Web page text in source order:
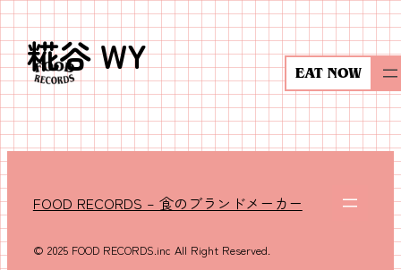
内
容
を
ス
キ
ッ
プ
EAT NOW
糀谷 WY
FOOD RECORDS – 食のブランドメーカー
© 2025 FOOD RECORDS.inc All Right Reserved.